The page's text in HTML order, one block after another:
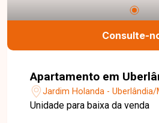
Consulte-
Apartamento em
Jardim Holanda - Uberlândia/
Unidade para baixa da venda